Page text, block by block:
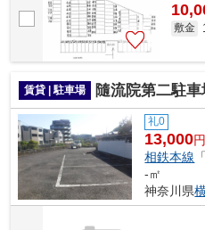
敷金
賃貸 | 駐車場 隨流院第二駐車
礼0
13,000円
相鉄本線 「
-㎡
神奈川県